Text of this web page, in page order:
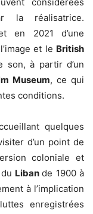
considérées
la réalisatrice.
en 2021 d’une
et le British
à partir d’un
Museum, ce qui
conditions.
quelques
d’un point de
coloniale et
Liban de 1900 à
à l’implication
enregistrées